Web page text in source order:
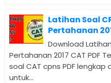
Latihan Soal
Pertahanan
Download
Pertahanan 2017 CAT PDF
soal CAT cpns PDF
untuk...